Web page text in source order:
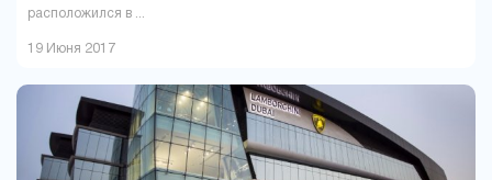
расположился в ...
19 Июня 2017